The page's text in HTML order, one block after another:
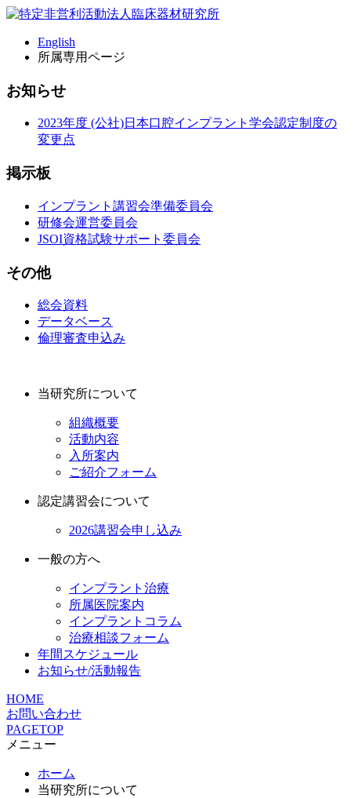
English
所属専用ページ
お知らせ
2023年度 (公社)日本口腔インプラント学会認定制度の
変更点
掲示板
インプラント講習会準備委員会
研修会運営委員会
JSOI資格試験サポート委員会
その他
総会資料
データベース
倫理審査申込み
当研究所について
組織概要
活動内容
入所案内
ご紹介フォーム
認定講習会について
2026講習会申し込み
一般の方へ
インプラント治療
所属医院案内
インプラントコラム
治療相談フォーム
年間スケジュール
お知らせ/活動報告
HOME
お問い合わせ
PAGETOP
メニュー
ホーム
当研究所について